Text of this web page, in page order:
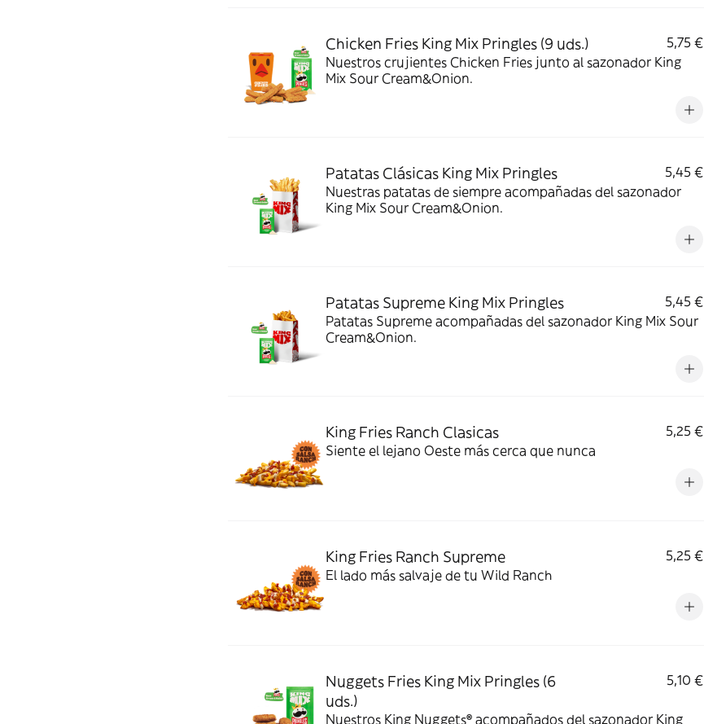
Chicken Fries King Mix Pringles (9 uds.)
5,75 €
Nuestros crujientes Chicken Fries junto al sazonador King
Mix Sour Cream&Onion.
Patatas Clásicas King Mix Pringles
5,45 €
Nuestras patatas de siempre acompañadas del sazonador
King Mix Sour Cream&Onion.
Patatas Supreme King Mix Pringles
5,45 €
Patatas Supreme acompañadas del sazonador King Mix Sour
Cream&Onion.
King Fries Ranch Clasicas
5,25 €
Siente el lejano Oeste más cerca que nunca
King Fries Ranch Supreme
5,25 €
El lado más salvaje de tu Wild Ranch
Nuggets Fries King Mix Pringles (6
uds.)
5,10 €
Nuestros King Nuggets® acompañados del sazonador King